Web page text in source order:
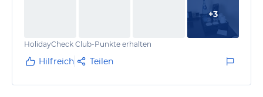
+3
HolidayCheck Club-Punkte erhalten
Hilfreich Teilen